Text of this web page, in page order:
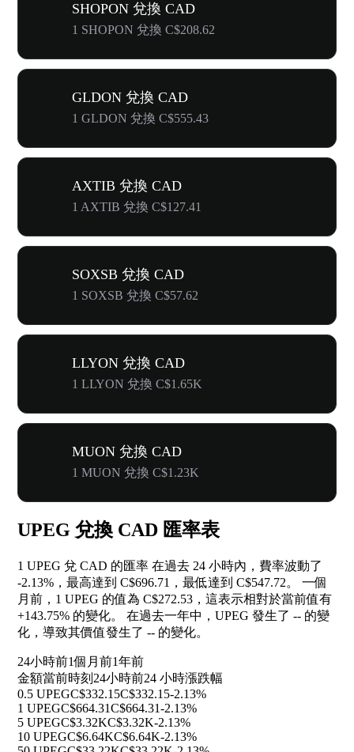
SHOPON 兌換 CAD
1 SHOPON 兌換 C$208.62
GLDON 兌換 CAD
1 GLDON 兌換 C$555.43
AXTIB 兌換 CAD
1 AXTIB 兌換 C$127.41
SOXSB 兌換 CAD
1 SOXSB 兌換 C$57.62
LLYON 兌換 CAD
1 LLYON 兌換 C$1.65K
MUON 兌換 CAD
1 MUON 兌換 C$1.23K
UPEG 兌換 CAD 匯率表
1 UPEG 兌 CAD 的匯率 在過去 24 小時內，費率波動了
-2.13% ，最高達到 C$696.71，最低達到 C$547.72。 一個
月前，1 UPEG 的值為 C$272.53，這表示相對於當前值有
+143.75% 的變化。 在過去一年中，UPEG 發生了 -- 的變
化，導致其價值發生了 -- 的變化。
24小時前1個月前1年前
金額當前時刻 24小時前24 小時漲跌幅
0.5 UPEGC$332.15C$332.15-2.13%
1 UPEGC$664.31C$664.31-2.13%
5 UPEGC$3.32KC$3.32K-2.13%
10 UPEGC$6.64KC$6.64K-2.13%